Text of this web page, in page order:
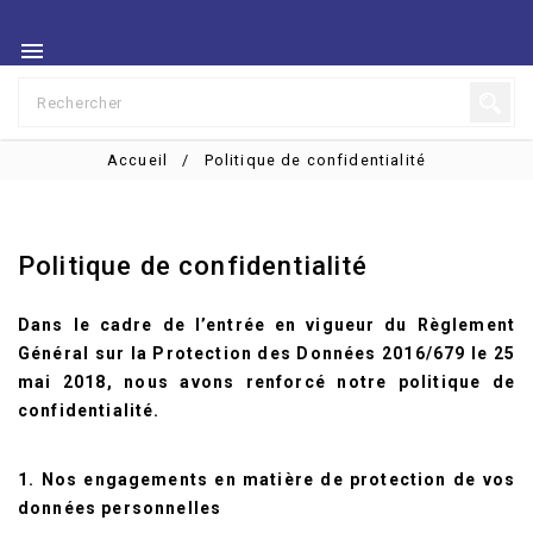

Accueil Politique de confidentialité
Politique de confidentialité
Dans le cadre de l’entrée en vigueur du Règlement
Général sur la Protection des Données 2016/679 le 25
mai 2018, nous avons renforcé notre politique de
confidentialité.
1. Nos engagements en matière de protection de vos
données personnelles